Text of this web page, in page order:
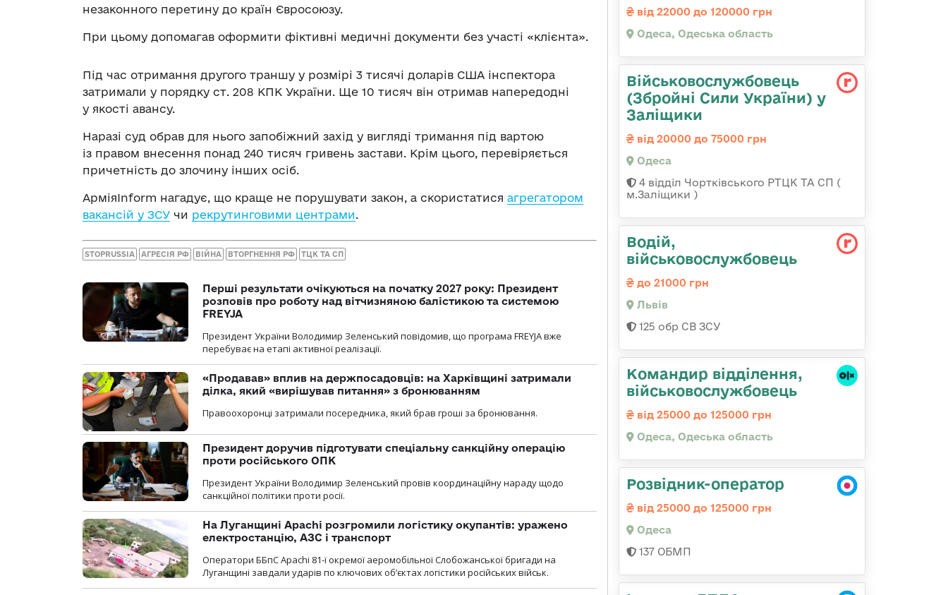
незаконного перетину до країн Євросоюзу.
При цьому допомагав оформити фіктивні медичні документи без участі «клієнта».
Під час отримання другого траншу у розмірі 3 тисячі доларів США інспектора
затримали у порядку ст. 208 КПК України. Ще 10 тисяч він отримав напередодні
у якості авансу.
Наразі суд обрав для нього запобіжний захід у вигляді тримання під вартою
із правом внесення понад 240 тисяч гривень застави. Крім цього, перевіряється
причетність до злочину інших осіб.
АрміяInform нагадує, що краще не порушувати закон, а скористатися агрегатором
вакансій у ЗСУ чи рекрутинговими центрами.
STOPRUSSIA АГРЕСІЯ РФ ВІЙНА ВТОРГНЕННЯ РФ ТЦК ТА СП
Перші результати очікуються на початку 2027 року: Президент
розповів про роботу над вітчизняною балістикою та системою
FREYJA
Президент України Володимир Зеленський повідомив, що програма FREYJA вже
перебуває на етапі активної реалізації.
«Продавав» вплив на держпосадовців: на Харківщині затримали
ділка, який «вирішував питання» з бронюванням
Правоохоронці затримали посередника, який брав гроші за бронювання.
Президент доручив підготувати спеціальну санкційну операцію
проти російського ОПК
Президент України Володимир Зеленський провів координаційну нараду щодо
санкційної політики проти росії.
На Луганщині Apachi розгромили логістику окупантів: уражено
електростанцію, АЗС і транспорт
Оператори ББпС Apachi 81-ї окремої аеромобільної Слобожанської бригади на
Луганщині завдали ударів по ключових об’єктах логістики російських військ.
від 22000 до 120000 грн
Одеса, Одеська область
Військовослужбовець
(Збройні Сили України) у
Заліщики
від 20000 до 75000 грн
Одеса
4 відділ Чортківського РТЦК ТА СП (
м.Заліщики )
Водій,
військовослужбовець
до 21000 грн
Львів
125 обр СВ ЗСУ
Командир відділення,
військовослужбовець
від 25000 до 125000 грн
Одеса, Одеська область
Розвідник-оператор
від 25000 до 125000 грн
Одеса
137 ОБМП